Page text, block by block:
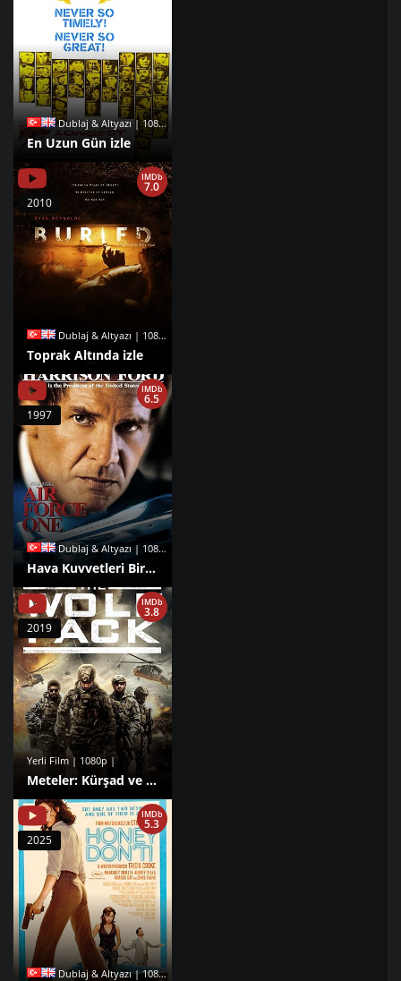
Dublaj & Altyazı | 1080p |
En Uzun Gün izle
Dublaj & Altyazı | 1080p |
Toprak Altında izle
IMDb
7.0
2010
Dublaj & Altyazı | 1080p |
Hava Kuvvetleri Bir izle
IMDb
6.5
1997
Yerli Film | 1080p |
Meteler: Kürşad ve Sekiz Börüsü izle
IMDb
3.8
2019
Dublaj & Altyazı | 1080p |
IMDb
5.3
2025